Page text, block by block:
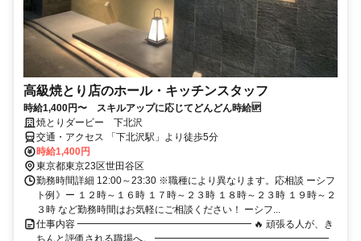
高級焼とり店のホール・キッチンスタッフ
時給1,400円〜 スキルアップに応じてどんどん時給🆙
焼とりダービー 下北沢
交通・アクセス 「下北沢駅」より徒歩5分
時給1,400円
東京都東京23区世田谷区
勤務時間詳細 12:00～23:30 ※職種により異なります。応相談 ーシフ
ト例》ー １２時～１６時 １７時～２３時 １８時～２３時 １９時～２
３時 など勤務時間はお気軽にご相談ください！ ーシフ...
仕事内容 ━━━━━━━━━━━━━━━━━━ 🔥 頑張る人が、き
ちんと評価される職場へ。 ━━━━━━━━━━━━━━━━━━